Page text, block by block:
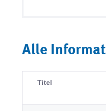
Alle
Titel